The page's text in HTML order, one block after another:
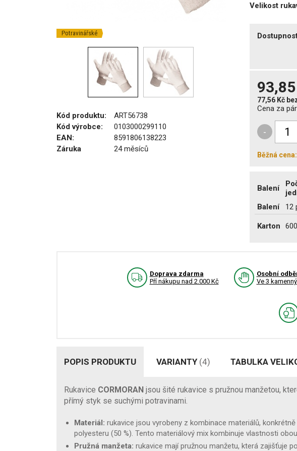
Potravinářské
Kód produktu:
ART56738
Kód výrobce:
0103000299110
EAN:
8591806138223
Záruka
24 měsíců
Velikost
77,56 Kč
Cena za
-
Běžná
Balení
Balení 12
Karton
Doprava zdarma
Pří nákupu nad 2.000 Kč
Osobní
Ve 3
POPIS PRODUKTU VARIANTY (4) TABULKA
Rukavice CORMORAN jsou šité rukavice s pružnou manžetou,
přímý styk se suchými potravinami.
Materiál: rukavice jsou vyrobeny z kombinace materiálů, konkrétně
polyesteru (50 %). Tento materiálový mix kombinuje vlastnosti
Pružná manžeta: rukavice mají pružnou manžetu, která zajišťuje